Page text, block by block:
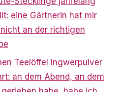
eine Gärtnerin hat mir
an der richtigen
Teelöffel Ingwerpulver
an dem Abend, an dem